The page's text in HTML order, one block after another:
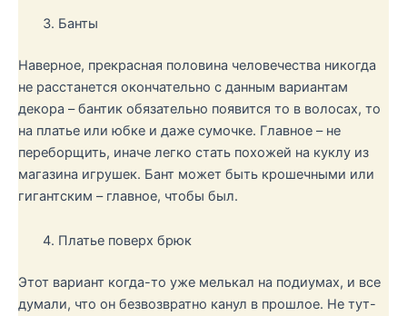
Банты
Наверное, прекрасная половина человечества никогда
не расстанется окончательно с данным вариантам
декора – бантик обязательно появится то в волосах, то
на платье или юбке и даже сумочке. Главное – не
переборщить, иначе легко стать похожей на куклу из
магазина игрушек. Бант может быть крошечными или
гигантским – главное, чтобы был.
Платье поверх брюк
Этот вариант когда-то уже мелькал на подиумах, и все
думали, что он безвозвратно канул в прошлое. Не тут-